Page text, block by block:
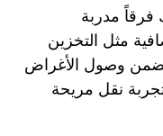
مدربة
مثل التخزين
وصول الأغراض
نقل مريحة